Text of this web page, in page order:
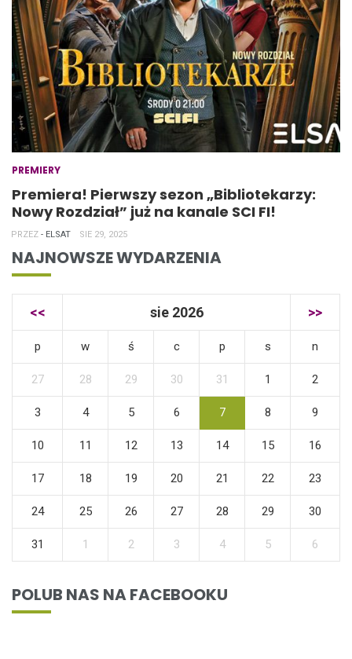
PREMIERY
Premiera! Pierwszy sezon „Bibliotekarzy:
Nowy Rozdział” już na kanale SCI FI!
PRZEZ - ELSAT SIE 29, 2025
NAJNOWSZE WYDARZENIA
<< sie 2026 >>
p w ś c p s n
27 28 29 30 31 1 2
3 4 5 6 7 8 9
10 11 12 13 14 15 16
17 18 19 20 21 22 23
24 25 26 27 28 29 30
31 1 2 3 4 5 6
POLUB NAS NA FACEBOOKU